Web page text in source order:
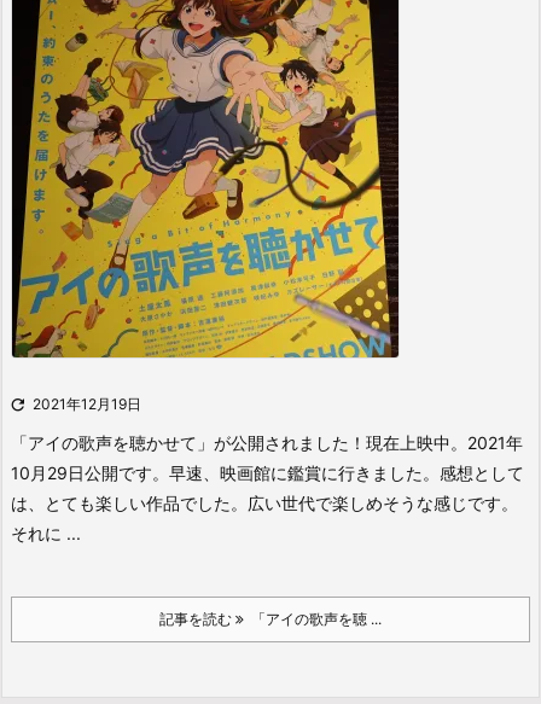
 2021年12月19日
「アイの歌声を聴かせて」が公開されました！現在上映中。 2021年
10月29日公開です。 早速、映画館に鑑賞に行きました。 感想として
は、とても楽しい作品でした。 広い世代で楽しめそうな感じです。
それに ...
記事を読む 「アイの歌声を聴 ...